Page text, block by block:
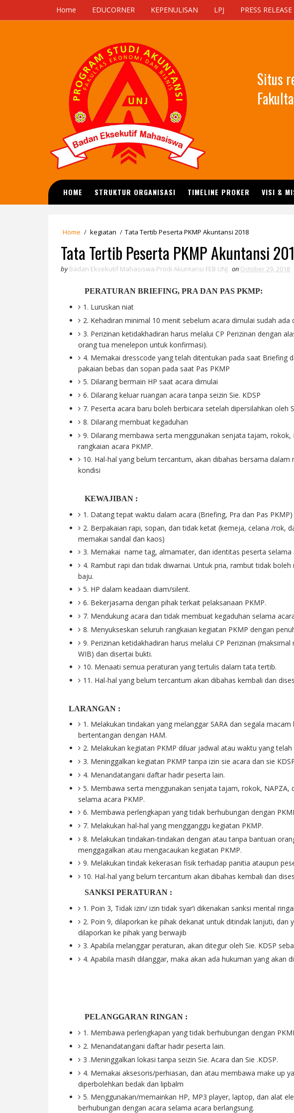
Home EDUCORNER KEPENULISAN LPJ PRESS RELEASE
Situs
HOME STRUKTUR ORGANISASI TIMELINE PROKER VISI &
Home / kegiatan / Tata Tertib Peserta PKMP Akuntansi 2018
Tata Tertib Peserta PKMP Akuntansi
by Badan Eksekutif Mahasiswa Prodi Akuntansi FEB UNJ on October 29, 2018
PERATURAN BRIEFING, PRA DAN PAS PKMP:
1. Luruskan niat
2. Kehadiran minimal 10 menit sebelum acara dimulai sudah ada
3. Perizinan ketidakhadiran harus melalui CP Perizinan dengan
orang tua menelepon untuk konfirmasi).
4. Memakai dresscode yang telah ditentukan pada saat Briefing
pakaian bebas dan sopan pada saat Pas PKMP
5. Dilarang bermain HP saat acara dimulai
6. Dilarang keluar ruangan acara tanpa seizin Sie. KDSP
7. Peserta acara baru boleh berbicara setelah dipersilahkan oleh
8. Dilarang membuat kegaduhan
9. Dilarang membawa serta menggunakan senjata tajam, rokok,
rangkaian acara PKMP.
10. Hal-hal yang belum tercantum, akan dibahas bersama dalam
kondisi
KEWAJIBAN :
1. Datang tepat waktu dalam acara (Briefing, Pra dan Pas PKMP)
2. Berpakaian rapi, sopan, dan tidak ketat (kemeja, celana /rok,
memakai sandal dan kaos)
3. Memakai name tag, almamater, dan identitas peserta selama
4. Rambut rapi dan tidak diwarnai. Untuk pria, rambut tidak
baju.
5. HP dalam keadaan diam/silent.
6. Bekerjasama dengan pihak terkait pelaksanaan PKMP.
7. Mendukung acara dan tidak membuat kegaduhan selama
8. Menyukseskan seluruh rangkaian kegiatan PKMP dengan
9. Perizinan ketidakhadiran harus melalui CP Perizinan
WIB) dan disertai bukti.
10. Menaati semua peraturan yang tertulis dalam tata tertib.
11. Hal-hal yang belum tercantum akan dibahas kembali dan
LARANGAN :
1. Melakukan tindakan yang melanggar SARA dan segala
bertentangan dengan HAM.
2. Melakukan kegiatan PKMP diluar jadwal atau waktu yang
3. Meninggalkan kegiatan PKMP tanpa izin sie acara dan sie
4. Menandatangani daftar hadir peserta lain.
5. Membawa serta menggunakan senjata tajam, rokok, NAPZA,
selama acara PKMP.
6. Membawa perlengkapan yang tidak berhubungan dengan
7. Melakukan hal-hal yang mengganggu kegiatan PKMP.
8. Melakukan tindakan-tindakan dengan atau tanpa bantuan
menggagalkan atau mengacaukan kegiatan PKMP.
9. Melakukan tindak kekerasan fisik terhadap panitia ataupun
10. Hal-hal yang belum tercantum akan dibahas kembali dan
SANKSI PERATURAN :
1. Poin 3, Tidak izin/ izin tidak syar’i dikenakan sanksi mental
2. Poin 9, dilaporkan ke pihak dekanat untuk ditindak lanjuti, dan
dilaporkan ke pihak yang berwajib
3. Apabila melanggar peraturan, akan ditegur oleh Sie. KDSP
4. Apabila masih dilanggar, maka akan ada hukuman yang akan
PELANGGARAN RINGAN :
1. Membawa perlengkapan yang tidak berhubungan dengan
2. Menandatangani daftar hadir peserta lain.
3 .Meninggalkan lokasi tanpa seizin Sie. Acara dan Sie .KDSP.
4. Memakai aksesoris/perhiasan, dan atau membawa make up
diperbolehkan bedak dan lipbalm
5. Menggunakan/memainkan HP, MP3 player, laptop, dan alat
berhubungan dengan acara selama acara berlangsung.